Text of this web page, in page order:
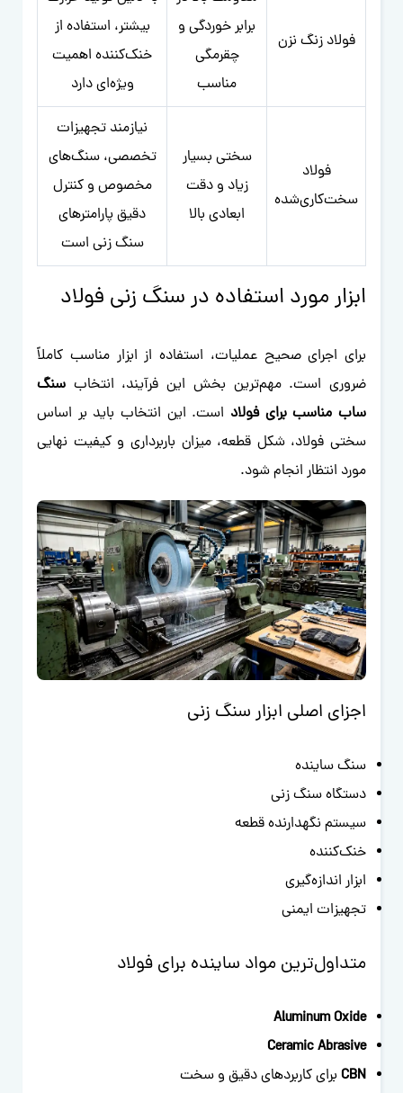
فولاد زنگ نزن
برابر خوردگی و
چقرمگی
مناسب
بیشتر، استفاده از
خنک‌کننده اهمیت
ویژه‌ای دارد
فولاد
سخت‌کاری‌شده
سختی بسیار
زیاد و دقت
ابعادی بالا
نیازمند تجهیزات
تخصصی، سنگ‌های
مخصوص و کنترل
دقیق پارامترهای
سنگ زنی است
ابزار مورد استفاده در سنگ زنی فولاد
برای اجرای صحیح عملیات، استفاده از ابزار مناسب کاملاً
ضروری است. مهم‌ترین بخش این فرآیند، انتخاب سنگ
ساب مناسب برای فولاد است. این انتخاب باید بر اساس
سختی فولاد، شکل قطعه، میزان باربرداری و کیفیت نهایی
مورد انتظار انجام شود.
اجزای اصلی ابزار سنگ زنی
سنگ ساینده
دستگاه سنگ زنی
سیستم نگهدارنده قطعه
خنک‌کننده
ابزار اندازه‌گیری
تجهیزات ایمنی
متداول‌ترین مواد ساینده برای فولاد
Aluminum Oxide
Ceramic Abrasive
CBN برای کاربردهای دقیق و سخت